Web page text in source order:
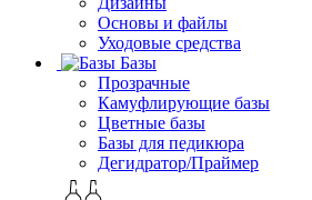
Основы и файлы
Уходовые средства
Базы
Прозрачные
Камуфлирующие базы
Цветные базы
Базы для педикюра
Дегидратор/Праймер